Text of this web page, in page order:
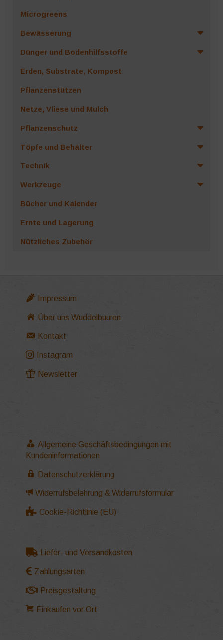
Microgreens
Bewässerung
Dünger und Bodenhilfsstoffe
Erden, Substrate, Kompost
Pflanzenstützen
Netze, Vliese und Mulch
Pflanzenschutz
Töpfe und Behälter
Technik
Werkzeuge
Bücher und Kalender
Ernte und Lagerung
Nützliches Zubehör
Impressum
Über uns Wuddelbuuren
Kontakt
Instagram
Newsletter
Allgemeine Geschäftsbedingungen mit
Kundeninformationen
Datenschutzerklärung
Widerrufsbelehrung & Widerrufsformular
Cookie-Richtlinie (EU)
Liefer- und Versandkosten
Zahlungsarten
Preisgestaltung
Einkaufen vor Ort